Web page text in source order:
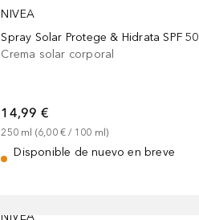
NIVEA
Spray Solar Protege & Hidrata SPF 50
Crema solar corporal
14,99 €
250 ml (6,00 € / 100 ml)
Disponible de nuevo en breve
NIVEA